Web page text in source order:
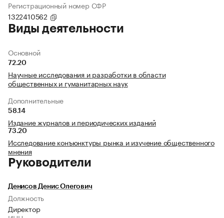
Регистрационный номер СФР
1322410562
Виды деятельности
Основной
72.20
Научные исследования и разработки в области
общественных и гуманитарных наук
Дополнительные
58.14
Издание журналов и периодических изданий
73.20
Исследование конъюнктуры рынка и изучение общественного
мнения
Руководители
Денисов Денис Олегович
Должность
Директор